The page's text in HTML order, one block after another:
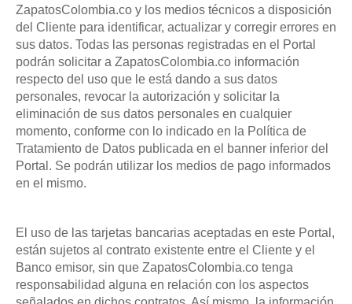
ZapatosColombia.co y los medios técnicos a disposición
del Cliente para identificar, actualizar y corregir errores en
sus datos. Todas las personas registradas en el Portal
podrán solicitar a ZapatosColombia.co información
respecto del uso que le está dando a sus datos
personales, revocar la autorización y solicitar la
eliminación de sus datos personales en cualquier
momento, conforme con lo indicado en la Política de
Tratamiento de Datos publicada en el banner inferior del
Portal. Se podrán utilizar los medios de pago informados
en el mismo.
El uso de las tarjetas bancarias aceptadas en este Portal,
están sujetos al contrato existente entre el Cliente y el
Banco emisor, sin que ZapatosColombia.co tenga
responsabilidad alguna en relación con los aspectos